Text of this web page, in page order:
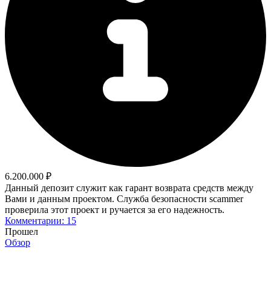
6.200.000 ₽
Данный депозит служит как гарант возврата средств между
Вами и данным проектом. Служба безопасности scammer
проверила этот проект и ручается за его надежность.
Комментарии: 15
Прошел
Обзор